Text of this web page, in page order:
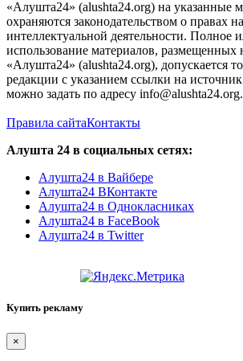
«Алушта24» (alushta24.org) на указанные
охраняются законодательством о правах
интеллектуальной деятельности. Полное
использование материалов, размещенных
«Алушта24» (alushta24.org), допускается
редакции с указанием ссылки на
можно задать по адресу info@alushta24.org.
Правила сайтаКонтакты
Алушта 24 в социальных сетях:
Алушта24 в Вайбере
Алушта24 ВКонтакте
Алушта24 в Однокласниках
Алушта24 в FaceBook
Алушта24 в Twitter
Купить рекламу
×